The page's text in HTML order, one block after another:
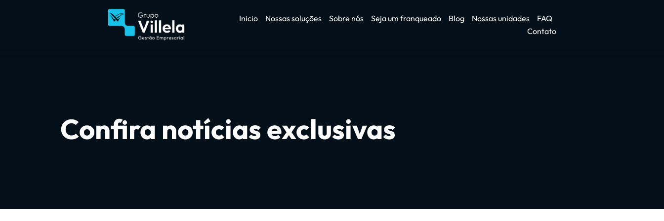
Inicio Nossas soluções Sobre nós Seja um franqueado Blog Nossas unidades
FAQ
Contato
Confira notícias exclusivas